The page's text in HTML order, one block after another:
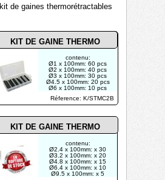
Réference: K/STMC2B
contenu:
Ø2.4 x 100mm: x 30
Ø3.2 x 100mm: x 20
Ø4.8 x 100mm: x 15
Ø6.4 x 100mm: x 10
Ø9.5 x 100mm: x 5
KIT DE GAINE THERMO
contenu:
Ø1 x 100mm: 60 pcs
Ø2 x 100mm: 40 pcs
Ø3 x 100mm: 30 pcs
Ø4.5 x 100mm: 20 pcs
Ø6 x 100mm: 10 pcs
kit de gaines thermorétractables
KIT DE GAINE THERMO